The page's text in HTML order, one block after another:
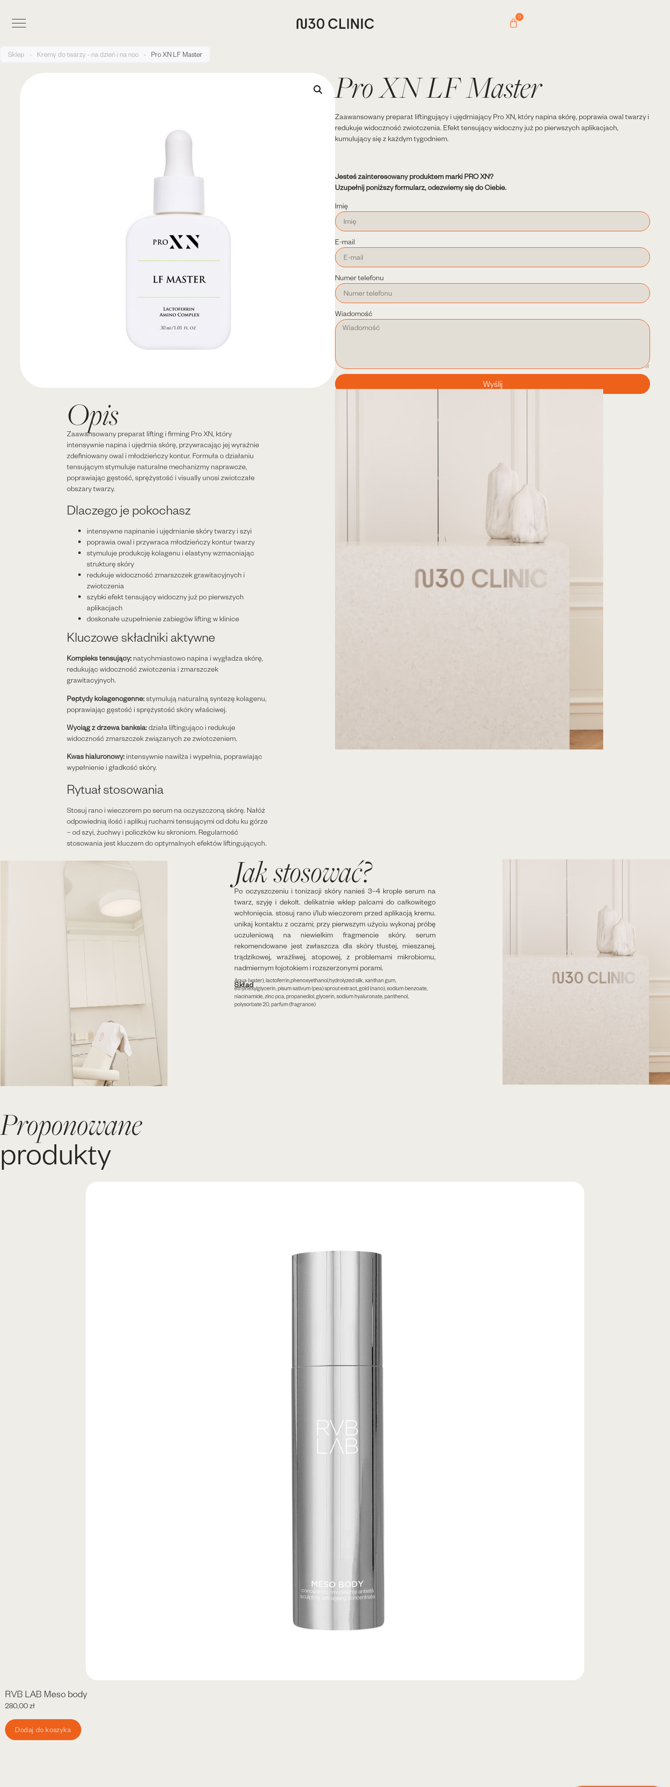
0
Sklep - Kremy do twarzy - na dzień i na noc - Pro XN LF Master
Pro XN LF Master
Zaawansowany preparat liftingujący i ujędrniający Pro XN, który napina skórę, poprawia owal twarzy i
redukuje widoczność zwiotczenia. Efekt tensujący widoczny już po pierwszych aplikacjach,
kumulujący się z każdym tygodniem.
Jesteś zainteresowany produktem marki PRO XN?
Uzupełnij poniższy formularz, odezwiemy się do Ciebie.
Imię
E-mail
Numer telefonu
Wiadomość
Wyślij
Opis
Zaawansowany preparat lifting i firming Pro XN, który
intensywnie napina i ujędrnia skórę, przywracając jej wyraźnie
zdefiniowany owal i młodzieńczy kontur. Formuła o działaniu
tensującym stymuluje naturalne mechanizmy naprawcze,
poprawiając gęstość, sprężystość i visually unosi zwiotczałe
obszary twarzy.
Dlaczego je pokochasz
intensywne napinanie i ujędrnianie skóry twarzy i szyi
poprawia owal i przywraca młodzieńczy kontur twarzy
stymuluje produkcję kolagenu i elastyny wzmacniając
strukturę skóry
redukuje widoczność zmarszczek grawitacyjnych i
zwiotczenia
szybki efekt tensujący widoczny już po pierwszych
aplikacjach
doskonałe uzupełnienie zabiegów lifting w klinice
Kluczowe składniki aktywne
Kompleks tensujący: natychmiastowo napina i wygładza skórę,
redukując widoczność zwiotczenia i zmarszczek
grawitacyjnych.
Peptydy kolagenogenne:stymulują naturalną syntezę kolagenu,
poprawiając gęstość i sprężystość skóry właściwej.
Wyciąg z drzewa banksia:działa liftingująco i redukuje
widoczność zmarszczek związanych ze zwiotczeniem.
Kwas hialuronowy: intensywnie nawilża i wypełnia, poprawiając
wypełnienie i gładkość skóry.
Rytuał stosowania
Stosuj rano i wieczorem po serum na oczyszczoną skórę. Nałóż
odpowiednią ilość i aplikuj ruchami tensującymi od dołu ku górze
– od szyi, żuchwy i policzków ku skroniom. Regularność
stosowania jest kluczem do optymalnych efektów liftingujących.
Jak stosować?
Po oczyszczeniu i tonizacji skóry nanieś 3–4 krople serum na
twarz, szyję i dekolt.​ delikatnie wklep palcami do całkowitego
wchłonięcia.​ stosuj rano i/lub wieczorem przed aplikacją kremu.​
unikaj kontaktu z oczami; przy pierwszym użyciu wykonaj próbę
uczuleniową na niewielkim fragmencie skóry.​ serum
rekomendowane jest zwłaszcza dla skóry tłustej, mieszanej,
trądzikowej, wrażliwej, atopowej, z problemami mikrobiomu,
nadmiernym łojotokiem i rozszerzonymi porami.
Skład
Aqua (water), lactoferrin,phenoxyethanol,hydrolyzed silk, xanthan gum,
ethylhexylglycerin, pisum sativum (pea) sprout extract, gold (nano), sodium benzoate,
niacinamide, zinc pca, propanediol, glycerin, sodium hyaluronate, panthenol,
polysorbate 20, parfum (fragrance)
Proponowane
produkty
RVB LAB Meso body
280,00zł
Dodaj do koszyka